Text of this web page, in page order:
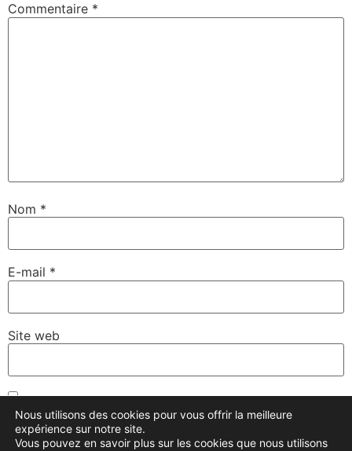
Commentaire *
Nom *
E-mail *
Site web
Enregistrer mon nom, mon e-mail et mon site dans le
navigateur pour mon prochain commentaire.
Nous utilisons des cookies pour vous offrir la meilleure
expérience sur notre site.
Vous pouvez en savoir plus sur les cookies que nous utilisons